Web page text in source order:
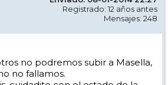
Registrado: 12 años antes
Mensajes: 248
no podremos subir a Masella,
no fallamos.